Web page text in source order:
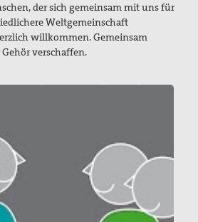
der sich gemeinsam mit uns für
Weltgemeinschaft
willkommen. Gemeinsam
verschaffen.